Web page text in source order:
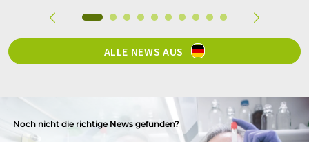
ALLE NEWS AUS
Noch nicht die richtige News gefunden?